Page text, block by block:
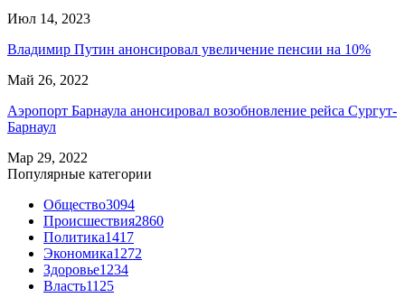
Июл 14, 2023
Владимир Путин анонсировал увеличение пенсии на 10%
Май 26, 2022
Аэропорт Барнаула анонсировал возобновление рейса Сургут-
Барнаул
Мар 29, 2022
Популярные категории
Общество3094
Происшествия2860
Политика1417
Экономика1272
Здоровье1234
Власть1125